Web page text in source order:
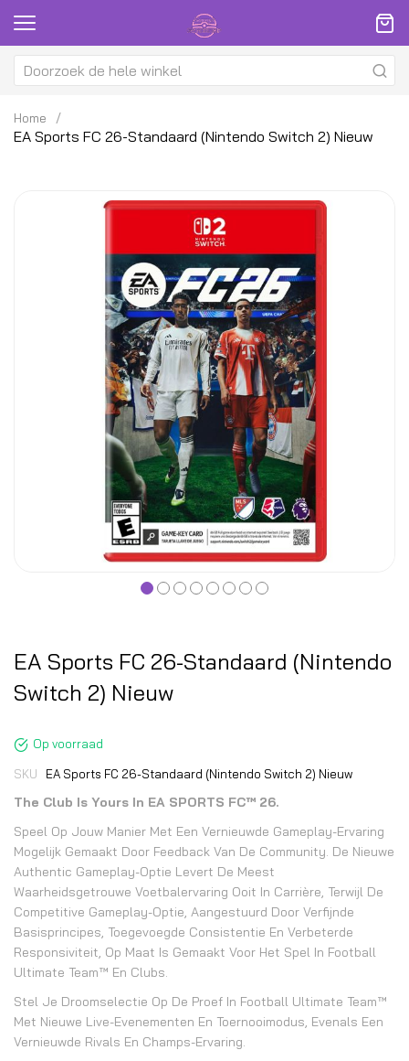
Home
EA Sports FC 26-Standaard (Nintendo Switch 2) Nieuw
EA Sports FC 26-Standaard (Nintendo
Switch 2) Nieuw
Op voorraad
SKU EA Sports FC 26-Standaard (Nintendo Switch 2) Nieuw
The Club Is Yours In EA SPORTS FC™ 26.
Speel Op Jouw Manier Met Een Vernieuwde Gameplay-Ervaring
Mogelijk Gemaakt Door Feedback Van De Community. De Nieuwe
Authentic Gameplay-Optie Levert De Meest
Waarheidsgetrouwe Voetbalervaring Ooit In Carrière, Terwijl De
Competitive Gameplay-Optie, Aangestuurd Door Verfijnde
Basisprincipes, Toegevoegde Consistentie En Verbeterde
Responsiviteit, Op Maat Is Gemaakt Voor Het Spel In Football
Ultimate Team™ En Clubs.
Stel Je Droomselectie Op De Proef In Football Ultimate Team™
Met Nieuwe Live-Evenementen En Toernooimodus, Evenals Een
Vernieuwde Rivals En Champs-Ervaring.